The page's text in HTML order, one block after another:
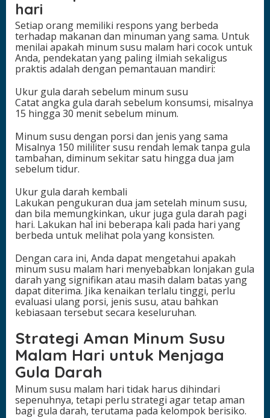
hari
Setiap orang memiliki respons yang berbeda
terhadap makanan dan minuman yang sama. Untuk
menilai apakah minum susu malam hari cocok untuk
Anda, pendekatan yang paling ilmiah sekaligus
praktis adalah dengan pemantauan mandiri:
Ukur gula darah sebelum minum susu
Catat angka gula darah sebelum konsumsi, misalnya
15 hingga 30 menit sebelum minum.
Minum susu dengan porsi dan jenis yang sama
Misalnya 150 mililiter susu rendah lemak tanpa gula
tambahan, diminum sekitar satu hingga dua jam
sebelum tidur.
Ukur gula darah kembali
Lakukan pengukuran dua jam setelah minum susu,
dan bila memungkinkan, ukur juga gula darah pagi
hari. Lakukan hal ini beberapa kali pada hari yang
berbeda untuk melihat pola yang konsisten.
Dengan cara ini, Anda dapat mengetahui apakah
minum susu malam hari menyebabkan lonjakan gula
darah yang signifikan atau masih dalam batas yang
dapat diterima. Jika kenaikan terlalu tinggi, perlu
evaluasi ulang porsi, jenis susu, atau bahkan
kebiasaan tersebut secara keseluruhan.
Strategi Aman Minum Susu
Malam Hari untuk Menjaga
Gula Darah
Minum susu malam hari tidak harus dihindari
sepenuhnya, tetapi perlu strategi agar tetap aman
bagi gula darah, terutama pada kelompok berisiko.